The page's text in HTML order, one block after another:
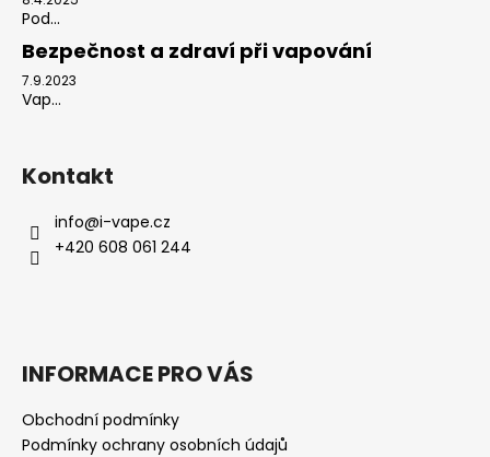
Pod...
Bezpečnost a zdraví při vapování
7.9.2023
Vap...
Kontakt
info@i-vape.cz
+420 608 061 244
INFORMACE PRO VÁS
Obchodní podmínky
Podmínky ochrany osobních údajů